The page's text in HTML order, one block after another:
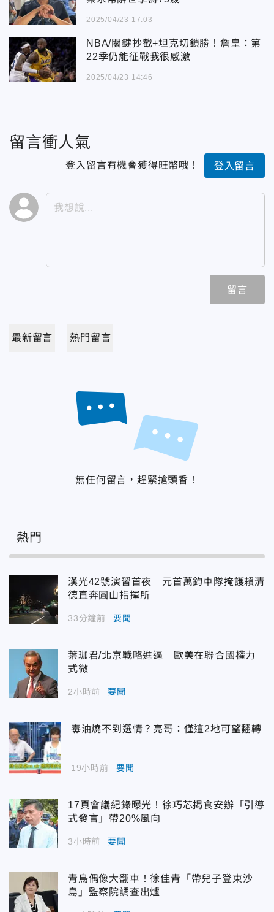
2025/04/23 17:03
NBA/關鍵抄截+坦克切鎖勝！詹皇：第
22季仍能征戰我很感激
2025/04/23 14:46
留言衝人氣
登入留言有機會獲得旺幣哦！ 登入留言
留言
最新留言 熱門留言
無任何留言，趕緊搶頭香！
熱門
漢光42號演習首夜 元首萬鈞車隊掩護賴清
德直奔圓山指揮所
33分鐘前 要聞
葉珈君/北京戰略進逼 歐美在聯合國權力
式微
2小時前 要聞
毒油燒不到選情？亮哥：僅這2地可望翻轉
19小時前 要聞
17頁會議紀錄曝光！徐巧芯揭食安辦「引導
式發言」帶20%風向
3小時前 要聞
青鳥偶像大翻車！徐佳青「帶兒子登東沙
島」監察院調查出爐